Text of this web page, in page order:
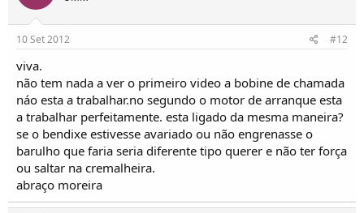
10 Set 2012 #12
viva.
não tem nada a ver o primeiro video a bobine de chamada
náo esta a trabalhar.no segundo o motor de arranque esta
a trabalhar perfeitamente. esta ligado da mesma maneira?
se o bendixe estivesse avariado ou não engrenasse o
barulho que faria seria diferente tipo querer e não ter força
ou saltar na cremalheira.
abraço moreira